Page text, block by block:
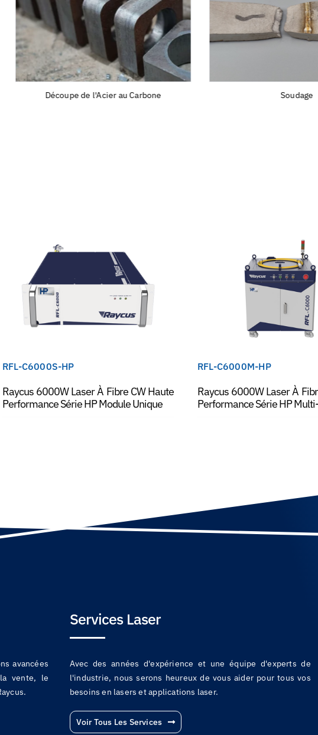
Découpe de l'Acier au Carbone Soudage
RFL-C6000S-HP
Raycus 6000W Laser À Fibre CW Haute
Performance Série HP Module Unique
RFL-C6000M-HP
Raycus 6000W Laser À
Performance Série HP
avancées
vente, le
Services Laser
Avec des années d'expérience et une équipe d'experts de
l'industrie, nous serons heureux de vous aider pour tous vos
besoins en lasers et applications laser.
Voir Tous Les Services